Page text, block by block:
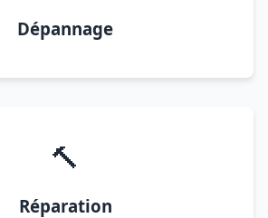
Dépannage
🔨
Réparation